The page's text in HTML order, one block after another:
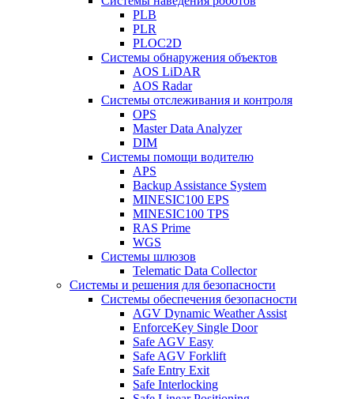
PLB
PLR
PLOC2D
Системы обнаружения объектов
AOS LiDAR
AOS Radar
Системы отслеживания и контроля
OPS
Master Data Analyzer
DIM
Системы помощи водителю
APS
Backup Assistance System
MINESIC100 EPS
MINESIC100 TPS
RAS Prime
WGS
Системы шлюзов
Telematic Data Collector
Системы и решения для безопасности
Системы обеспечения безопасности
AGV Dynamic Weather Assist
EnforceKey Single Door
Safe AGV Easy
Safe AGV Forklift
Safe Entry Exit
Safe Interlocking